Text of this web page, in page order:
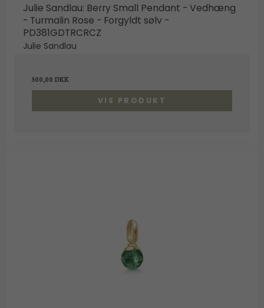
Julie Sandlau: Berry Small Pendant - Vedhæng
- Turmalin Rose - Forgyldt sølv -
PD381GDTRCRCZ
Julie Sandlau
500,00 DKK
VIS PRODUKT